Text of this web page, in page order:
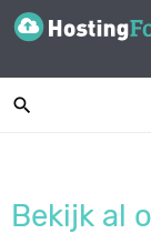
search
Bekijk al